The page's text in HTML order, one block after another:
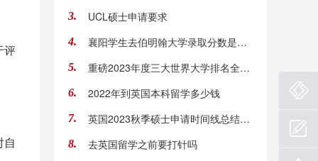
评
自
3. UCL硕士申请要求
4. 襄阳学生去伯明翰大学录取分数是多少？申请伯
5. 重磅2023年度三大世界大学排名全部官宣！英国入
6. 2022年到英国本科留学多少钱
7. 英国2023秋季硕士申请时间线总结，快收藏！
8. 去英国留学之前要打针吗